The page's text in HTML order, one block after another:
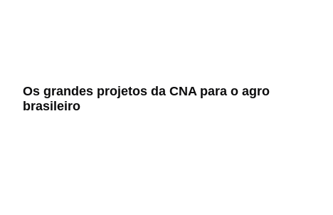
Os grandes projetos da CNA para o agro
brasileiro